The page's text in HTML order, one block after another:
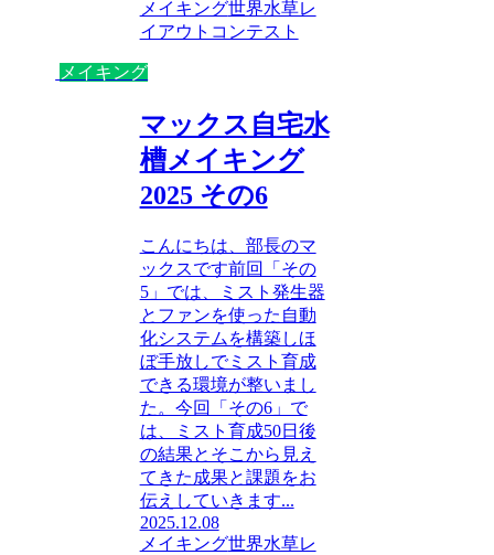
メイキング世界水草レ
イアウトコンテスト
メイキング
マックス自宅水
槽メイキング
2025 その6
こんにちは、部長のマ
ックスです前回「その
5」では、ミスト発生器
とファンを使った自動
化システムを構築しほ
ぼ手放しでミスト育成
できる環境が整いまし
た。今回「その6」で
は、ミスト育成50日後
の結果とそこから見え
てきた成果と課題をお
伝えしていきます...
2025.12.08
メイキング世界水草レ